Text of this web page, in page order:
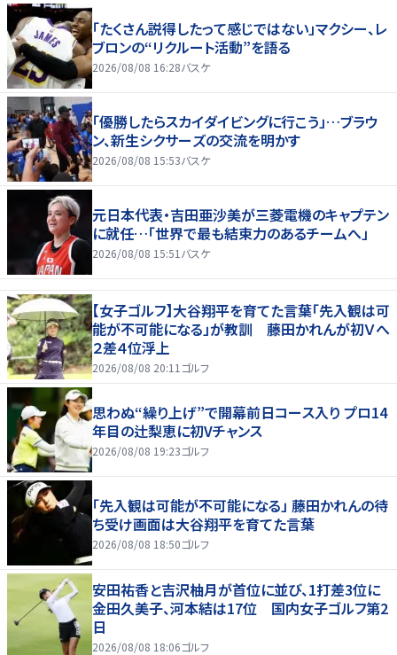
「たくさん説得したって感じではない」マクシー、レ
ブロンの“リクルート活動”を語る
2026/08/08 16:28バスケ
「優勝したらスカイダイビングに行こう」…ブラウ
ン、新生シクサーズの交流を明かす
2026/08/08 15:53バスケ
元日本代表・吉田亜沙美が三菱電機のキャプテン
に就任…「世界で最も結束力のあるチームへ」
2026/08/08 15:51 バスケ
【女子ゴルフ】大谷翔平を育てた言葉「先入観は可
能が不可能になる」が教訓 藤田かれんが初Ｖへ
２差４位浮上
2026/08/08 20:11 ゴルフ
思わぬ“繰り上げ”で開幕前日コース入り プロ14
年目の辻梨恵に初Vチャンス
2026/08/08 19:23ゴルフ
「先入観は可能が不可能になる」 藤田かれんの待
ち受け画面は大谷翔平を育てた言葉
2026/08/08 18:50ゴルフ
安田祐香と吉沢柚月が首位に並び、1打差3位に
金田久美子、河本結は17位 国内女子ゴルフ第2
日
2026/08/08 18:06ゴルフ